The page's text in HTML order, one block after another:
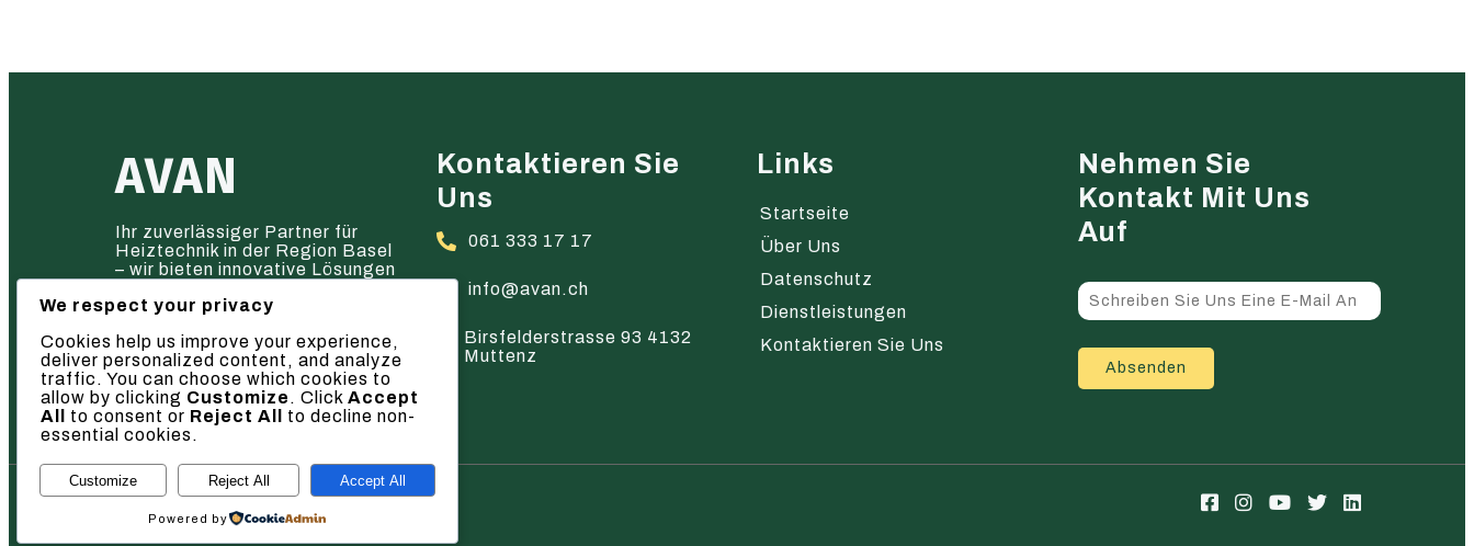
AVAN
Ihr zuverlässiger Partner für
Heiztechnik in der Region Basel
– wir bieten innovative Lösungen
Kontaktieren Sie
Uns
061 333 17 17
info@avan.ch
Birsfelderstrasse 93 4132
Muttenz
Links
Startseite
Über Uns
Datenschutz
Dienstleistungen
Kontaktieren Sie Uns
Nehmen Sie
Kontakt Mit Uns
Auf
Absenden
© 2026 AVAN
We respect your privacy
Cookies help us improve your experience,
deliver personalized content, and analyze
traffic. You can choose which cookies to
allow by clicking Customize . Click Accept
All
to consent or Reject All
to decline non-
essential cookies.
Customize Reject All Accept All
Powered by